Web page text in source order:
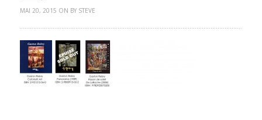
MAI 20, 2015 ON BY STEVE